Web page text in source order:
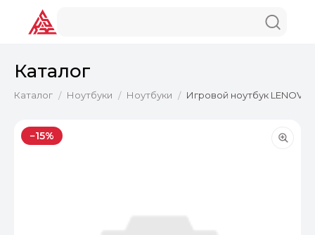
Каталог
Каталог / Ноутбуки / Ноутбуки / Игровой ноутбук LENOVO
−15%